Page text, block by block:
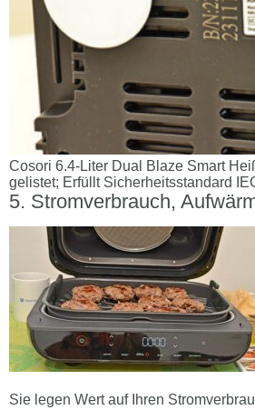
Cosori 6.4-Liter Dual Blaze Smart
gelistet; Erfüllt Sicherheitsstandard
Stromverbrauch,
Sie legen Wert auf Ihren